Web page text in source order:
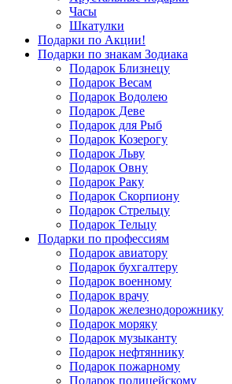
Часы
Шкатулки
Подарки по Акции!
Подарки по знакам Зодиака
Подарок Близнецу
Подарок Весам
Подарок Водолею
Подарок Деве
Подарок для Рыб
Подарок Козерогу
Подарок Льву
Подарок Овну
Подарок Раку
Подарок Скорпиону
Подарок Стрельцу
Подарок Тельцу
Подарки по профессиям
Подарок авиатору
Подарок бухгалтеру
Подарок военному
Подарок врачу
Подарок железнодорожнику
Подарок моряку
Подарок музыканту
Подарок нефтяннику
Подарок пожарному
Подарок полицейскому